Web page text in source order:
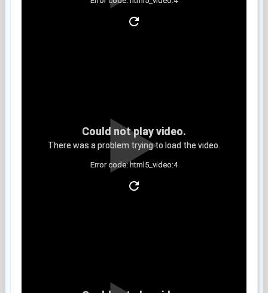
Could not play video.
There was a problem trying to load the video.
Error code: html5_video:4